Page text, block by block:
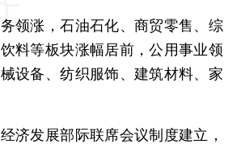
领涨，石油石化、商贸零售、综
料等板块涨幅居前，公用事业领
设备、纺织服饰、建筑材料、家
济发展部际联席会议制度建立，